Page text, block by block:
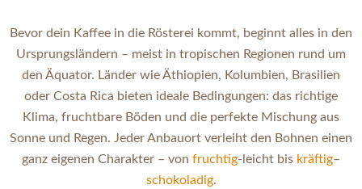
Bevor dein Kaffee in die Rösterei kommt, beginnt alles in den
Ursprungsländern – meist in tropischen Regionen rund um
den Äquator. Länder wie Äthiopien, Kolumbien, Brasilien
oder Costa Rica bieten ideale Bedingungen: das richtige
Klima, fruchtbare Böden und die perfekte Mischung aus
Sonne und Regen. Jeder Anbauort verleiht den Bohnen einen
ganz eigenen Charakter – von fruchtig-leicht bis kräftig–
schokoladig.